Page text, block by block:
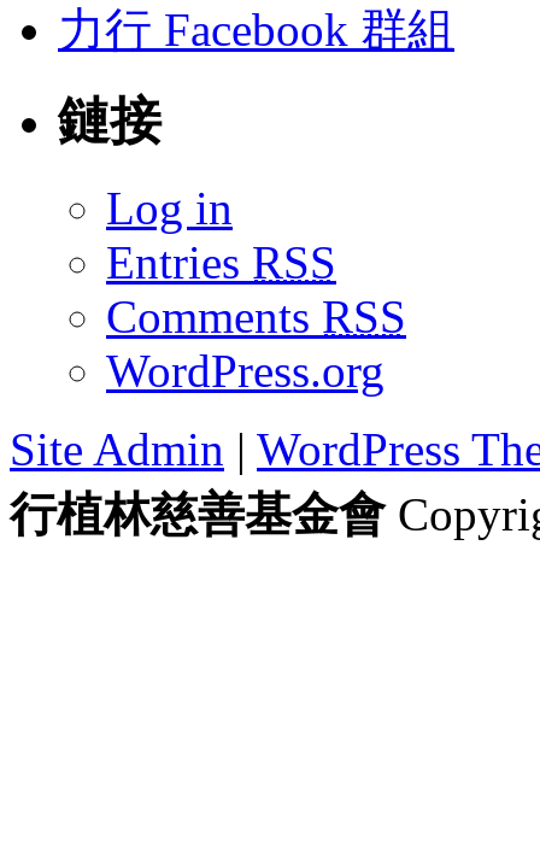
力行 Facebook 群組
鏈接
Log in
Entries RSS
Comments RSS
WordPress.org
Site Admin | WordPress
行植林慈善基金會